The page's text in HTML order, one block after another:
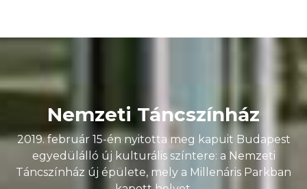
Nemzeti Táncszínház
2019. február 15-én nyitotta meg kapuit Budapest
egyedülálló új kulturális színtere: a Nemzeti
Táncszínház új épülete, mely a Millenáris Parkban